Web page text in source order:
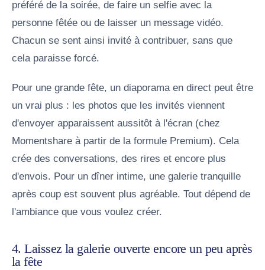
préféré de la soirée, de faire un selfie avec la
personne fêtée ou de laisser un message vidéo.
Chacun se sent ainsi invité à contribuer, sans que
cela paraisse forcé.
Pour une grande fête, un diaporama en direct peut être
un vrai plus : les photos que les invités viennent
d'envoyer apparaissent aussitôt à l'écran (chez
Momentshare à partir de la formule Premium). Cela
crée des conversations, des rires et encore plus
d'envois. Pour un dîner intime, une galerie tranquille
après coup est souvent plus agréable. Tout dépend de
l'ambiance que vous voulez créer.
4. Laissez la galerie ouverte encore un peu après
la fête